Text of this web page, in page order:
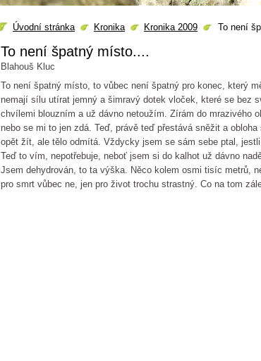
Úvodní stránka Kronika Kronika 2009 To není
To není špatný místo....
Blahouš Kluc
To není špatný místo, to vůbec není špatný pro konec, který
nemají sílu utírat jemný a šimravý dotek vloček, které se bez
chvílemi blouzním a už dávno netoužím. Zírám do mrazivého
nebo se mi to jen zdá. Teď, právě teď přestává sněžit a
opět žít, ale tělo odmítá. Vždycky jsem se sám sebe ptal,
Teď to vím, nepotřebuje, neboť jsem si do kalhot už dávno
Jsem dehydrován, to ta výška. Něco kolem osmi tisíc metrů,
pro smrt vůbec ne, jen pro život trochu strastný. Co na tom